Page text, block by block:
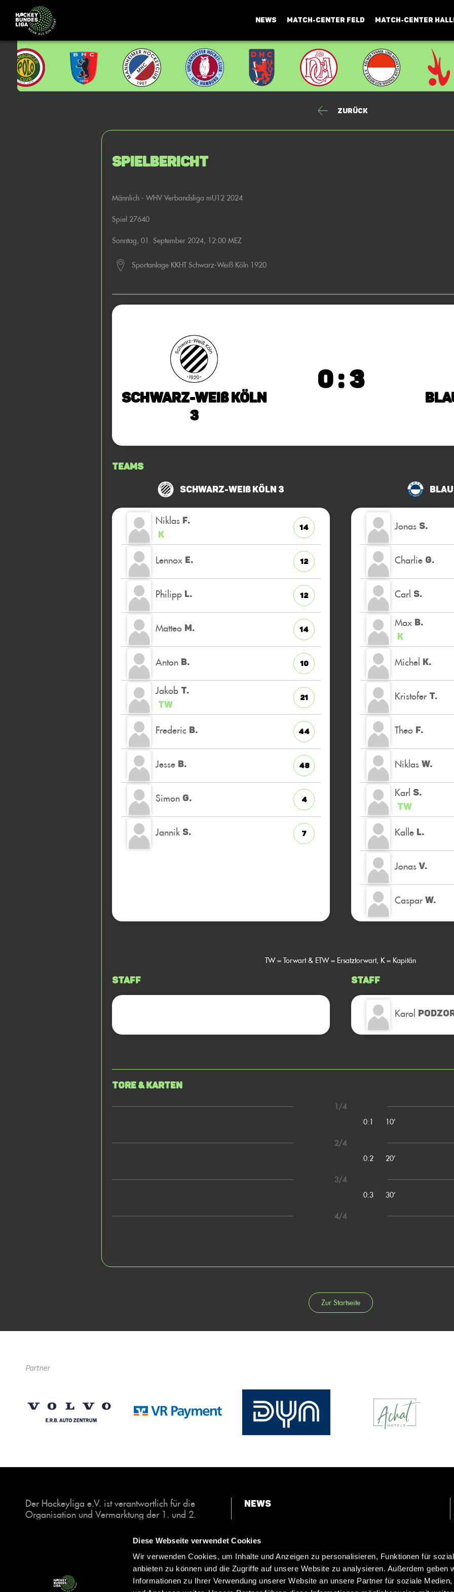
Diese Webseite verwendet Cookies
Wir verwenden Cookies, um Inhalte und Anzeigen zu personalisieren, Funktionen für
anbieten zu können und die Zugriffe auf unsere Website zu analysieren. Außerdem geben
Informationen zu Ihrer Verwendung unserer Website an unsere Partner für soziale Medien,
NEWS MATCH-CENTER FELD MATCH-CENTER
Zurück
Spielbericht
Männlich - WHV Verbandsliga mU12 2024
Spiel 27640
Sonntag, 01. September 2024, 12:00 MEZ
Sportanlage KKHT Schwarz-Weiß Köln 1920
Schwarz-Weiß Köln
3
0 : 3
Teams
Schwarz-Weiß Köln 3
Niklas F.
K
14
Lennox E. 12
Philipp L. 12
Matteo M. 14
Anton B. 10
Jakob T.
TW
21
Frederic B. 44
Jesse B. 48
Simon G. 4
Jannik S. 7
Jonas S.
Charlie G.
Carl S.
Max B.
K
Michel K.
Kristofer T.
Theo F.
Niklas W.
Karl S.
TW
Kalle L.
Jonas V.
Caspar W.
TW = Torwart & ETW = Ersatztorwart, K = Kapitän
Staff Staff
Karol
Tore & Karten
1/4
0:1
10’
2/4
0:2
20’
3/4
0:3
30’
4/4
Zur Startseite
Partner
Der Hockeyliga e.V. ist verantwortlich für die
Organisation und Vermarktung der 1. und 2.
Halle. Insgesamt sind über 60 Vereine unter dem
Dach der Hockeyliga organisiert, sowohl im
Herren als auch im Damen Bereich.
News
Kontakt